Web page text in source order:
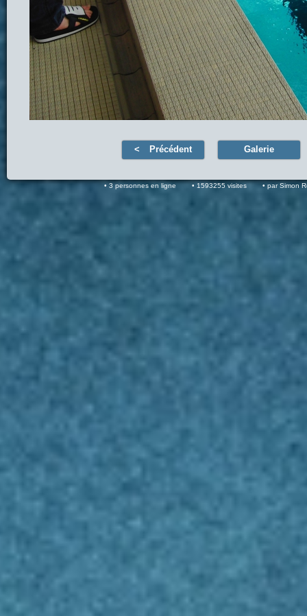
Précédent Galerie
3 personnes en ligne 1593255 visites par Simon